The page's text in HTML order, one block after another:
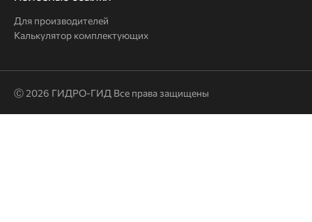
Для производителей
Калькулятор комплектующих
Ⓒ 2026 ГИДРО-ГИД Все права защищены